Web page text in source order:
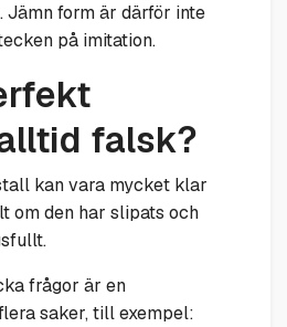
form är därför inte
på imitation.
falsk?
kan vara mycket klar
om den har slipats och
frågor är en
saker, till exempel: